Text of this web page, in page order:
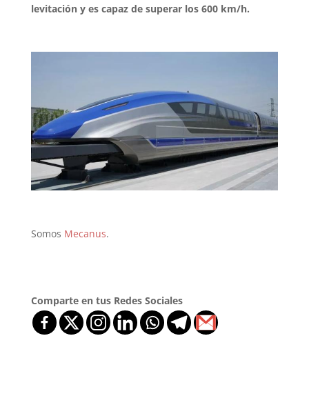
levitación y es capaz de superar los 600 km/h.
Somos Mecanus.
Comparte en tus Redes Sociales